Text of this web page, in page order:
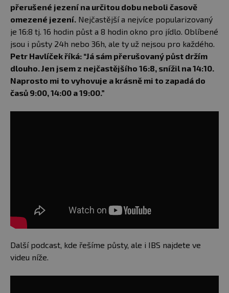
přerušené jezení na určitou dobu neboli časově
omezené jezení. Nejčastější a nejvíce popularizovaný
je 16:8 tj. 16 hodin půst a 8 hodin okno pro jídlo. Oblíbené
jsou i půsty 24h nebo 36h, ale ty už nejsou pro každého.
Petr Havlíček říká: “Já sám přerušovaný půst držím
dlouho. Jen jsem z nejčastějšího 16:8, snížil na 14:10.
Naprosto mi to vyhovuje a krásně mi to zapadá do
časů 9:00, 14:00 a 19:00.”
Další podcast, kde řešíme půsty, ale i IBS najdete ve
videu níže.